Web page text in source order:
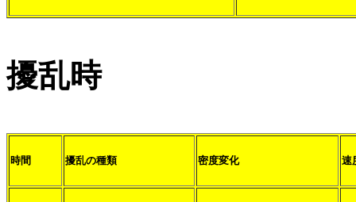
擾乱時
時間 擾乱の種類 密度変化 速